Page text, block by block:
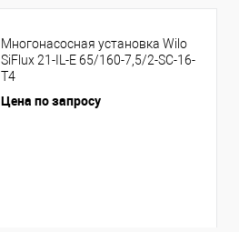
Многонасосная установка Wilo
SiFlux 21-IL-E 65/160-7,5/2-SC-16-
T4
Цена по запросу